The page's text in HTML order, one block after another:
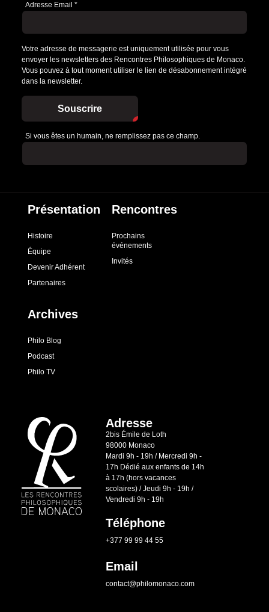
Adresse Email *
Votre adresse de messagerie est uniquement utilisée pour vous
envoyer les newsletters des Rencontres Philosophiques de Monaco.
Vous pouvez à tout moment utiliser le lien de désabonnement intégré
dans la newsletter.
Souscrire
Si vous êtes un humain, ne remplissez pas ce champ.
Présentation
Histoire
Équipe
Devenir Adhérent
Partenaires
Rencontres
Prochains
événements
Invités
Archives
Philo Blog
Podcast
Philo TV
Adresse
2bis Émile de Loth
98000 Monaco
Mardi 9h - 19h / Mercredi 9h -
17h Dédié aux enfants de 14h
à 17h (hors vacances
scolaires) / Jeudi 9h - 19h /
Vendredi 9h - 19h
Téléphone
+377 99 99 44 55
Email
contact@philomonaco.com